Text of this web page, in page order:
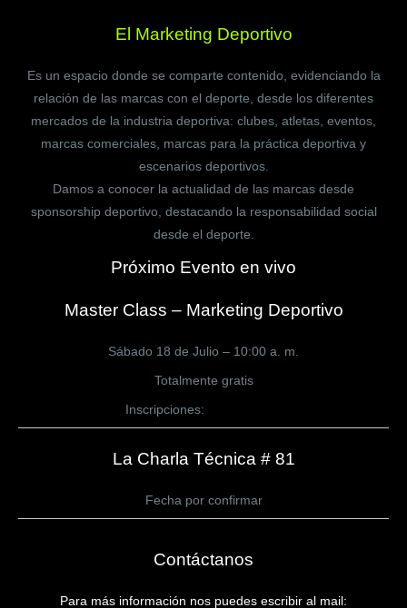
El Marketing Deportivo
Es un espacio donde se comparte contenido, evidenciando la
relación de las marcas con el deporte, desde los diferentes
mercados de la industria deportiva: clubes, atletas, eventos,
marcas comerciales, marcas para la práctica deportiva y
escenarios deportivos.
Damos a conocer la actualidad de las marcas desde
sponsorship deportivo, destacando la responsabilidad social
desde el deporte.
Próximo Evento en vivo
Master Class – Marketing Deportivo
Sábado 18 de Julio – 10:00 a. m.
Totalmente gratis
Inscripciones:
La Charla Técnica # 81
Fecha por confirmar
Contáctanos
Para más información nos puedes escribir al mail: